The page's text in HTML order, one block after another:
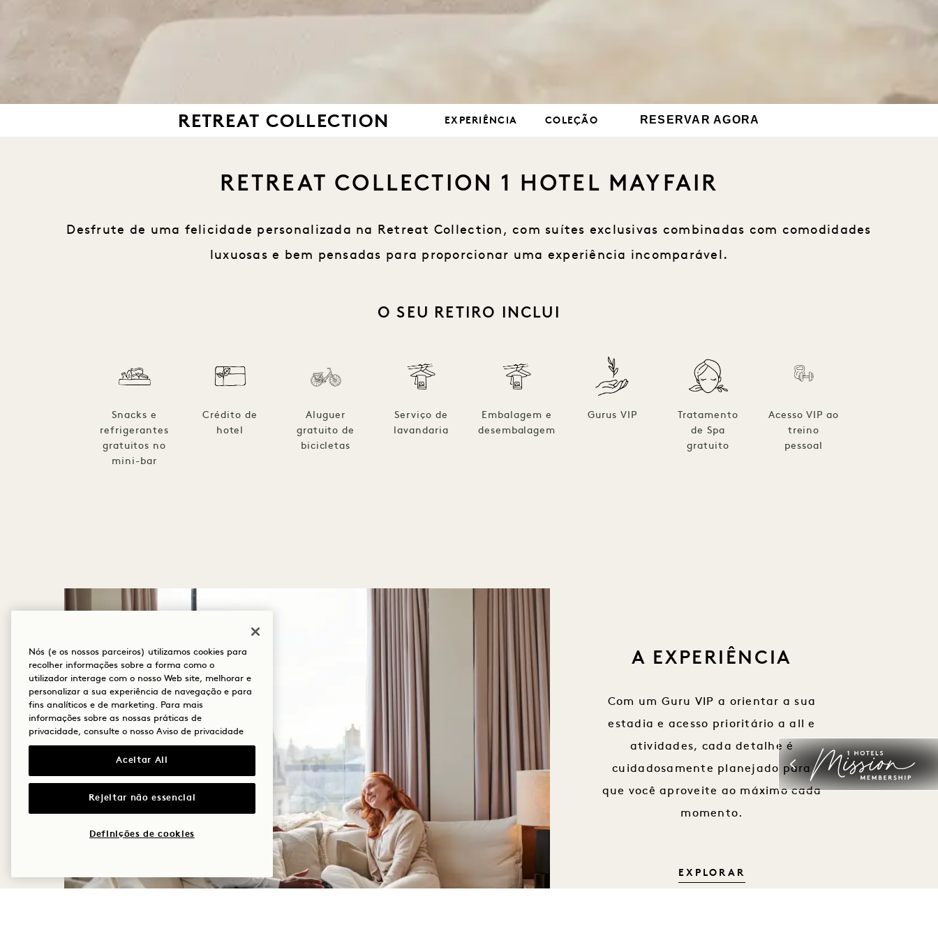
RETREAT COLLECTION EXPERIÊNCIA COLEÇÃO RESERVAR AGORA
RETREAT COLLECTION 1 HOTEL MAYFAIR
Desfrute de uma felicidade personalizada na Retreat Collection, com suítes exclusivas combinadas com comodidades
luxuosas e bem pensadas para proporcionar uma experiência incomparável.
O SEU RETIRO INCLUI
Snacks e
refrigerantes
gratuitos no
mini-bar
Crédito de
hotel
Aluguer
gratuito de
bicicletas
Serviço de
lavandaria
Embalagem e
desembalagem
Gurus VIP
Tratamento
de Spa
gratuito
Acesso VIP ao
treino
pessoal
A EXPERIÊNCIA
Com um Guru VIP a orientar a sua
estadia e acesso prioritário a all e
atividades, cada detalhe é
cuidadosamente planejado para
que você aproveite ao máximo cada
momento.
EXPLORAR
Nós (e os nossos parceiros) utilizamos cookies para
recolher informações sobre a forma como o
utilizador interage com o nosso Web site, melhorar e
personalizar a sua experiência de navegação e para
fins analíticos e de marketing. Para mais
informações sobre as nossas práticas de
privacidade, consulte o nosso Aviso de privacidade
Aceitar All
Rejeitar não essencial
Definições de cookies